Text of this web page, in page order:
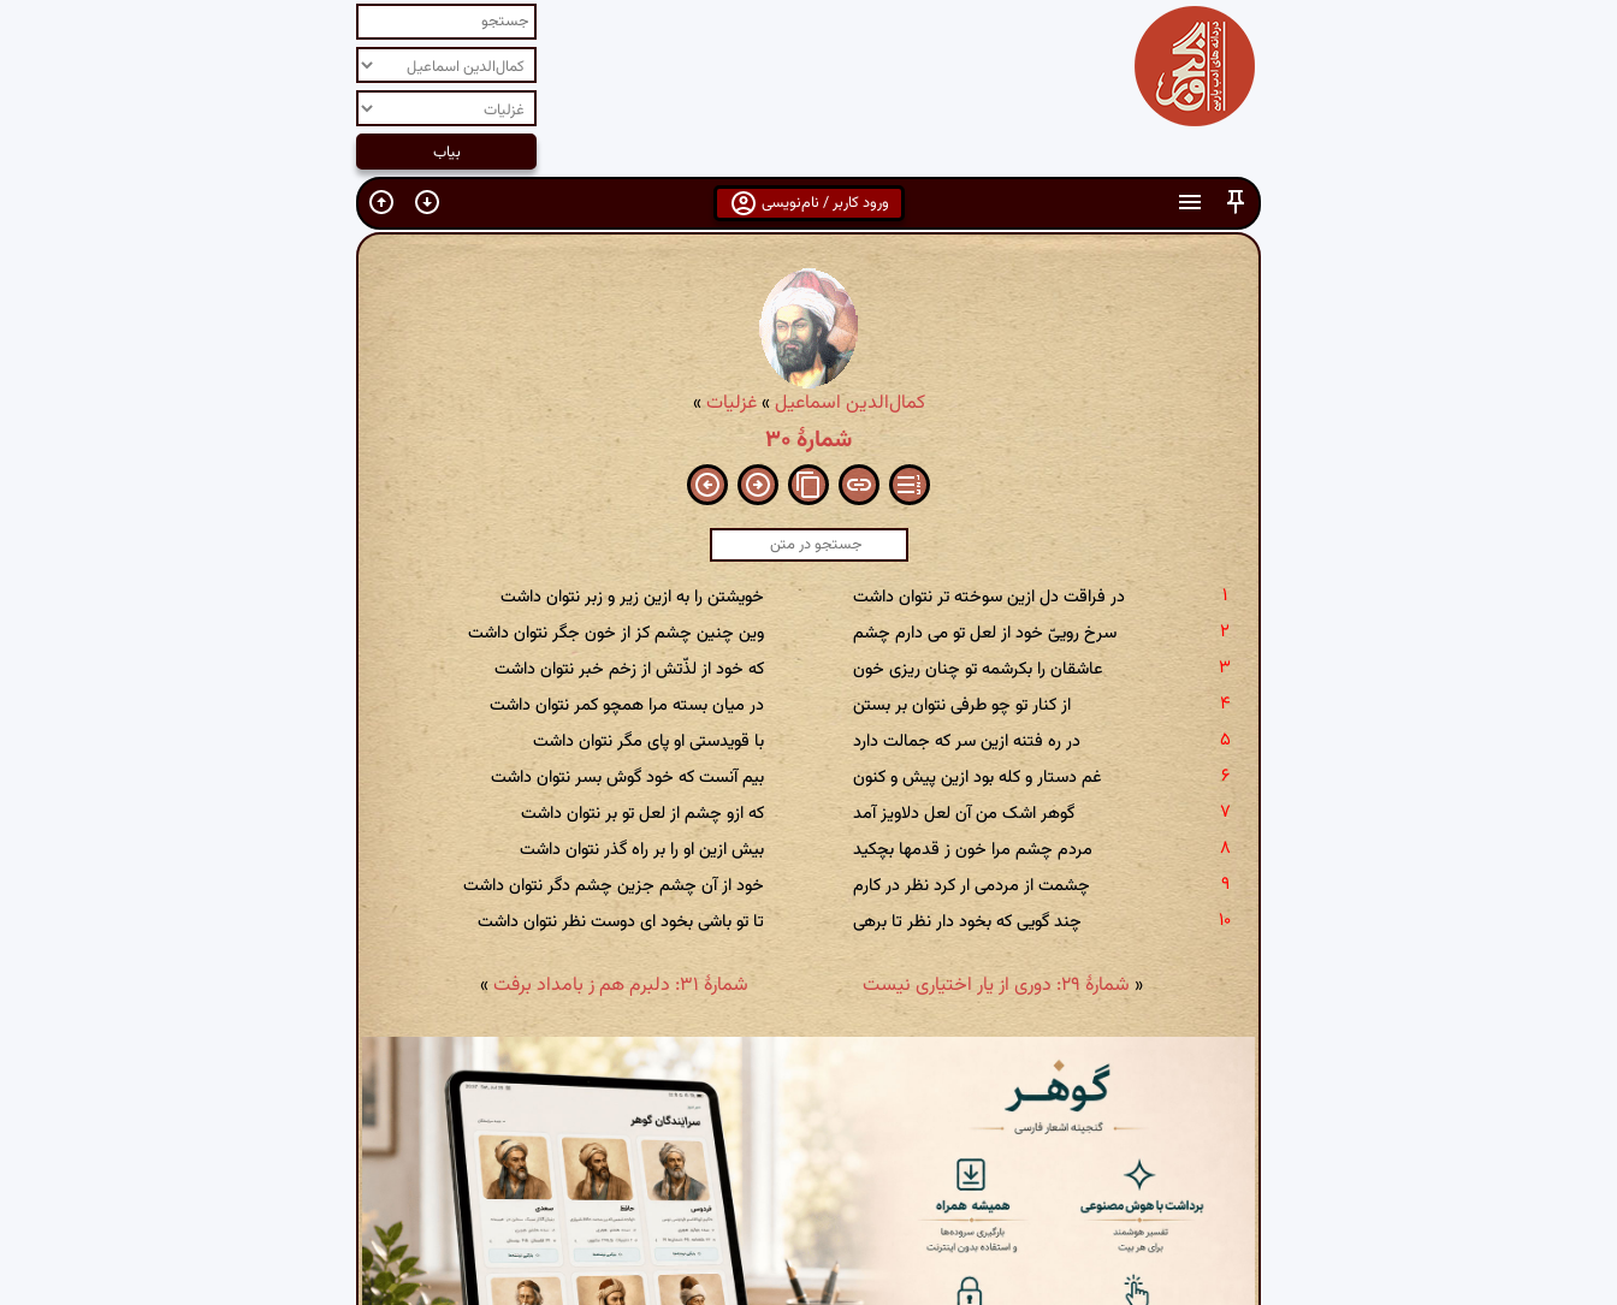
ورود کاربر / نام‌نویسی
کمال‌الدین اسماعیل»غزلیات»
شمارهٔ ۳۰
در فراقت دل ازین سوخته تر نتوان داشت
خویشتن را به ازین زیر و زبر نتوان داشت
سرخ روییّ خود از لعل تو می دارم چشم
وین چنین چشم کز از خون جگر نتوان داشت
عاشقان را بکرشمه تو چنان ریزی خون
که خود از لذّتش از زخم خبر نتوان داشت
از کنار تو چو طرفی نتوان بر بستن
در میان بسته مرا همچو کمر نتوان داشت
در ره فتنه ازین سر که جمالت دارد
با قویدستی او پای مگر نتوان داشت
غم دستار و کله بود ازین پیش و کنون
بیم آنست که خود گوش بسر نتوان داشت
گوهر اشک من آن لعل دلاویز آمد
که ازو چشم از لعل تو بر نتوان داشت
مردم چشم مرا خون ز قدمها بچکید
بیش ازین او را بر راه گذر نتوان داشت
چشمت از مردمی ار کرد نظر در کارم
خود از آن چشم جزین چشم دگر نتوان داشت
چند گویی که بخود دار نظر تا برهی
تا تو باشی بخود ای دوست نظر نتوان داشت
شمارهٔ ۳۱: دلبرم هم ز بامداد برفت » « شمارهٔ ۲۹: دوری از یار اختیاری نیست